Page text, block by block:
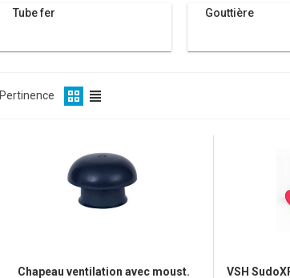
Tube fer Gouttière
Pertinence
Chapeau ventilation avec moust.
VSH